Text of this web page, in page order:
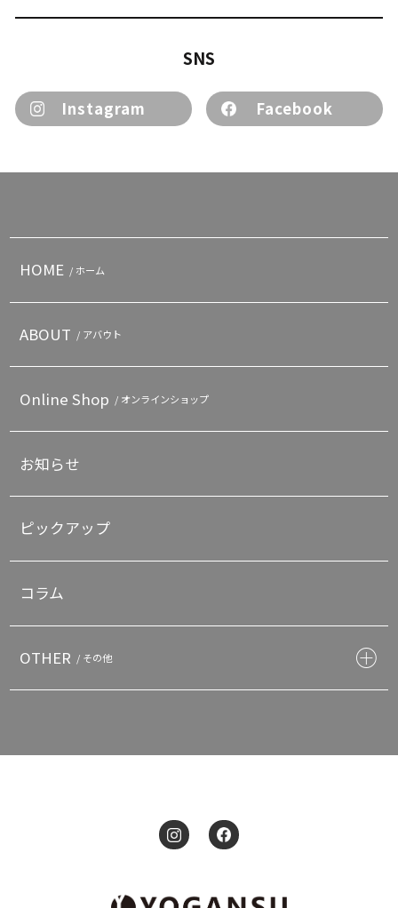
SNS
Instagram Facebook
HOME / ホーム
ABOUT / アバウト
Online Shop / オンラインショップ
お知らせ
ピックアップ
コラム
OTHER / その他